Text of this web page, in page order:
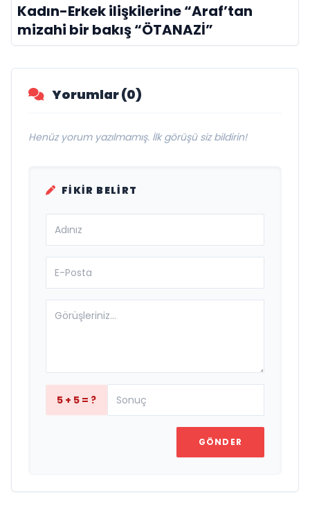
Kadın-Erkek ilişkilerine “Araf’tan
mizahi bir bakış “ÖTANAZİ”
Yorumlar (0)
Henüz yorum yazılmamış. İlk görüşü siz bildirin!
FIKIR BELIRT
5 + 5 = ?
GÖNDER